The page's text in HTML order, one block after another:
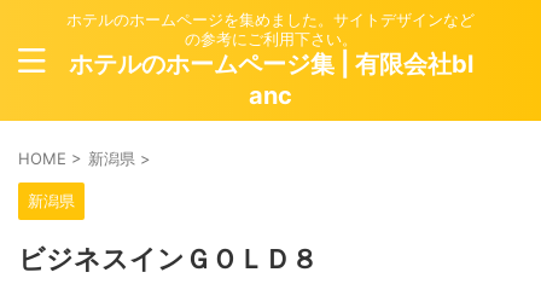
ホテルのホームページを集めました。サイトデザインなど
の参考にご利用下さい。
ホテルのホームページ集 | 有限会社bl
anc
HOME > 新潟県 >
新潟県
ビジネスインＧＯＬＤ８